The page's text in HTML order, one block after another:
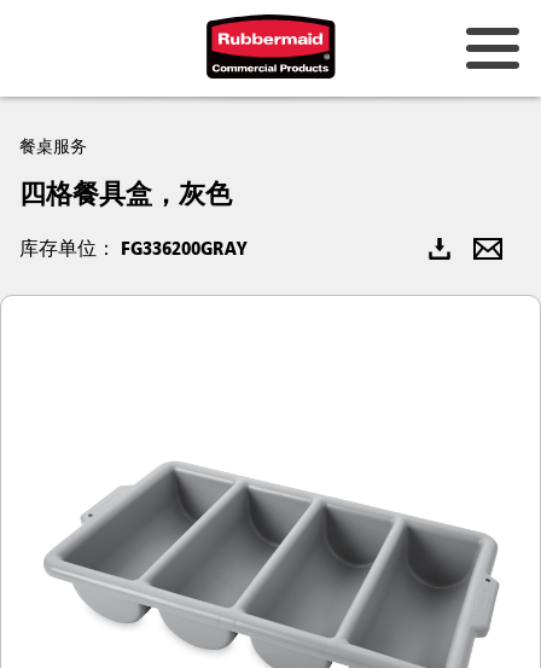
餐桌服务
四格餐具盒，灰色
库存单位： FG336200GRAY